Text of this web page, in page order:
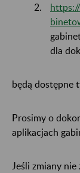
dla
będą dostępne
Prosimy o
aplikacjach
Jeśli zmiany